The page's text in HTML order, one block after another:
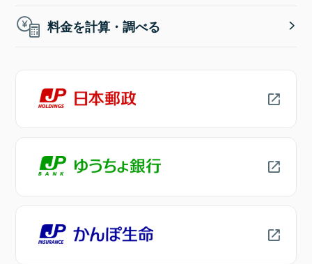
料金を計算・調べる